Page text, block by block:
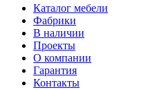
Каталог мебели
Фабрики
В наличии
Проекты
О компании
Гарантия
Контакты